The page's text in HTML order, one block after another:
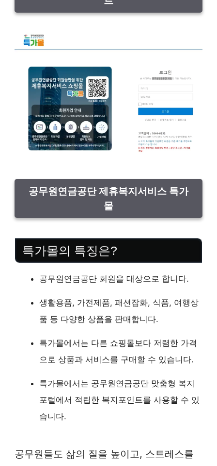
공무원연금공단 제휴복지서비스 특가
몰
특가몰의 특징은?
공무원연금공단 회원을 대상으로 합니다.
생활용품, 가전제품, 패션잡화, 식품, 여행상
품 등 다양한 상품을 판매합니다.
특가몰에서는 다른 쇼핑몰보다 저렴한 가격
으로 상품과 서비스를 구매할 수 있습니다.
특가몰에서는 공무원연금공단 맞춤형 복지
포털에서 적립한 복지포인트를 사용할 수 있
습니다.
공무원들도 삶의 질을 높이고, 스트레스를